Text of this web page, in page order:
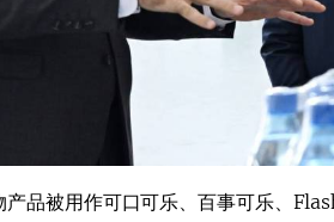
产品被用作可口可乐、百事可乐、